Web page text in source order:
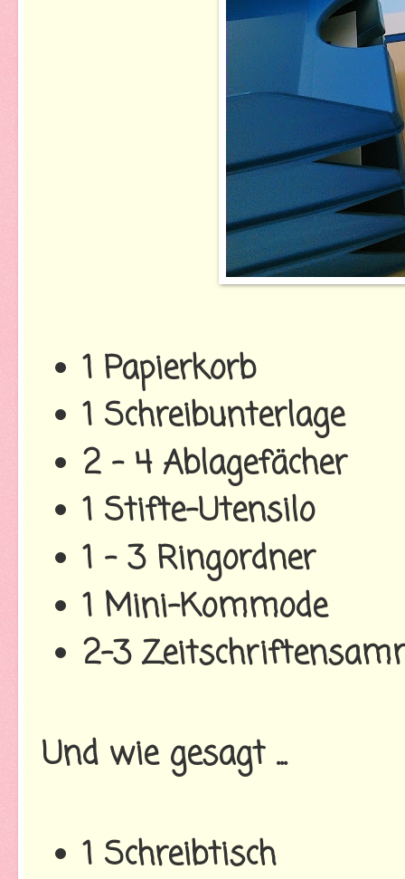
1 Papierkorb
1 Schreibunterlage
2 - 4 Ablagefächer
1 Stifte-Utensilo
1 - 3 Ringordner
1 Mini-Kommode
2-3
Und wie gesagt ...
1 Schreibtisch